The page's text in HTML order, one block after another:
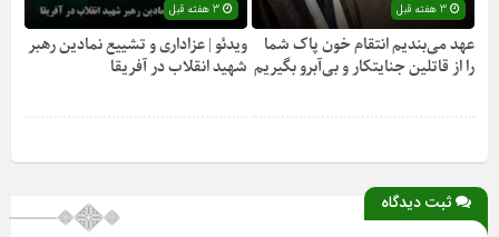
3 هفته قبل
عهد می‌بندیم انتقام خون پاک شما
را از قاتلین جنایتکار و بی‌آبرو بگیریم
ویدئو | عزاداری و تشییع نمادین رهبر
شهید انقلاب در آفریقا
ثبت دیدگاه